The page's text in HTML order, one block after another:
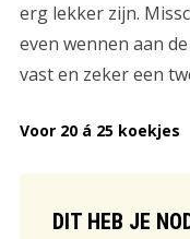
erg lekker zijn.
even wennen aan
vast en zeker een
Voor 20 á 25 koekjes
DIT HEB JE